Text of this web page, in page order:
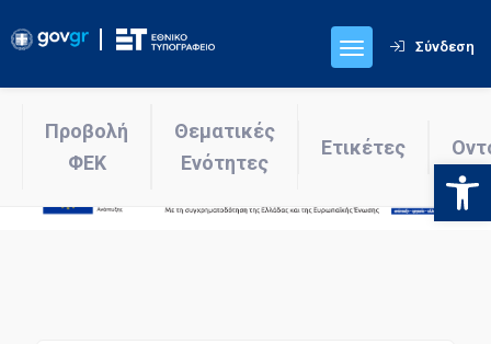
Σύνδεση
Προβολή
ΦΕΚ
Θεματικές
Ενότητες
Ετικέτες